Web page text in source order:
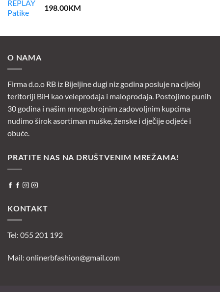
198.00KM
O NAMA
Firma d.o.o RB iz Bijeljine dugi niz godina posluje na cijeloj
teritoriji BiH kao veleprodaja i maloprodaja. Postojimo punih
30 godina i našim mnogobrojnim zadovoljnim kupcima
nudimo širok asortiman muške, ženske i dječije odjeće i
obuće.
PRATITE NAS NA DRUŠTVENIM MREŽAMA!
KONTAKT
Tel: 055 201 192
Mail: onlinerbfashion@gmail.com